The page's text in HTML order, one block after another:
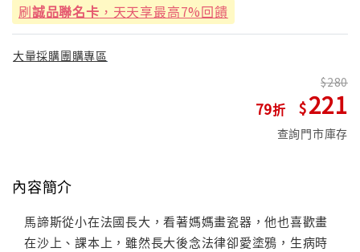
刷誠品聯名卡 ，天天享最高7%回饋
大量採購團購專區
79
280
221
查詢門市庫存
內容簡介
馬諦斯從小在法國長大，看著媽媽畫瓷器，他也喜歡畫
在沙上、課本上，雖然長大後念法律卻愛塗鴉，生病時